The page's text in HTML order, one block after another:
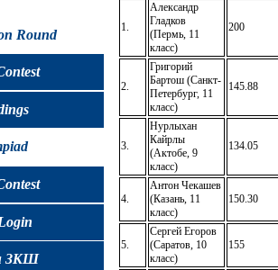
Round
ЗКШ
1.
Александр
Гладков
(Пермь, 11
класс)
200
2.
Григорий
Бартош (Санкт-
Петербург, 11
класс)
145.88
3.
Нурлыхан
Кайрлы
(Актобе, 9
класс)
134.05
4.
Антон Чекашев
(Казань, 11
класс)
150.30
5.
Сергей Егоров
(Саратов, 10
класс)
155